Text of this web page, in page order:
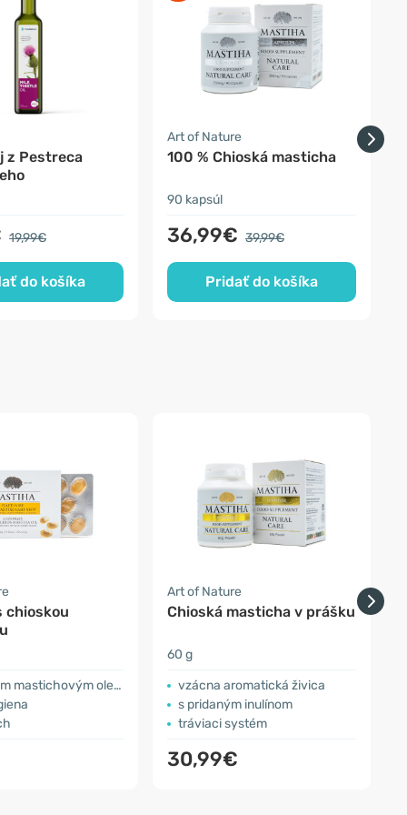
z Pestreca
19,99€
do košíka
Art of Nature
100 % Chioská masticha
90 kapsúl
36,99€ 39,99€
Pridať do košíka
chioskou
mastichovým olejom
Art of Nature
Chioská masticha v prášku
60 g
vzácna aromatická živica
s pridaným inulínom
tráviaci systém
30,99€